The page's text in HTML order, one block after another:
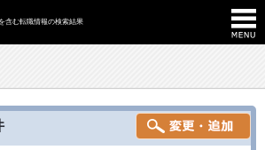
含む転職情報の検索結果